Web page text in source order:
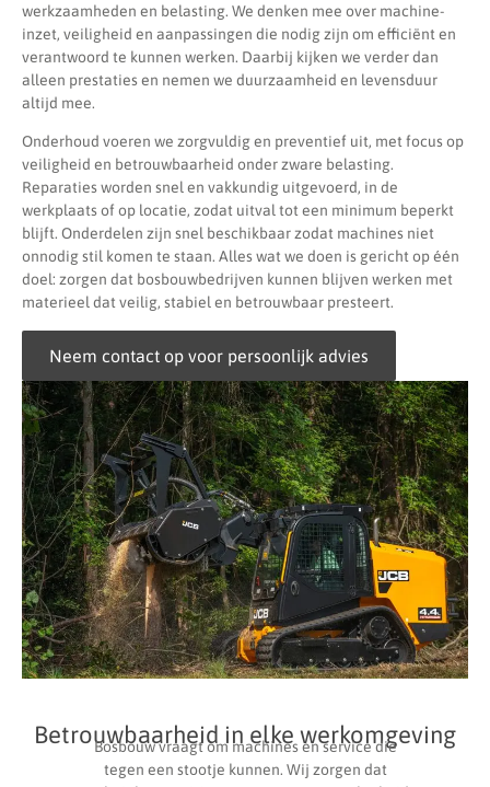
werkzaamheden en belasting. We denken mee over machine-
inzet, veiligheid en aanpassingen die nodig zijn om efficiënt en
verantwoord te kunnen werken. Daarbij kijken we verder dan
alleen prestaties en nemen we duurzaamheid en levensduur
altijd mee.
Onderhoud voeren we zorgvuldig en preventief uit, met focus op
veiligheid en betrouwbaarheid onder zware belasting.
Reparaties worden snel en vakkundig uitgevoerd, in de
werkplaats of op locatie, zodat uitval tot een minimum beperkt
blijft. Onderdelen zijn snel beschikbaar zodat machines niet
onnodig stil komen te staan. Alles wat we doen is gericht op één
doel: zorgen dat bosbouwbedrijven kunnen blijven werken met
materieel dat veilig, stabiel en betrouwbaar presteert.
Neem contact op voor persoonlijk advies
Betrouwbaarheid in elke werkomgeving
Bosbouw vraagt om machines en service die
tegen een stootje kunnen. Wij zorgen dat